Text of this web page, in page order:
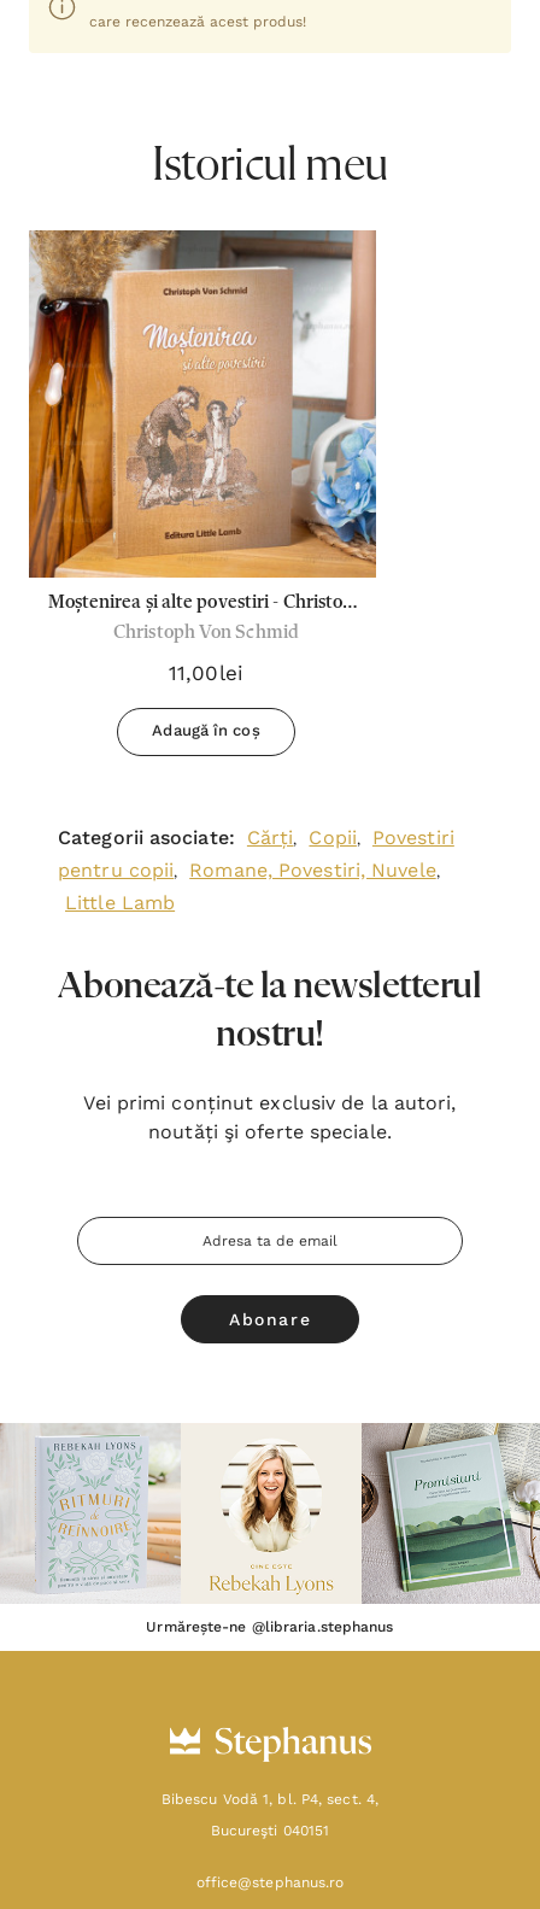
care recenzează acest produs!
Istoricul meu
Moștenirea și alte povestiri - Christoph
Von Schmid
Christoph Von Schmid
11,00lei
Adaugă în coș
Categorii asociate: Cărți, Copii,
Povestiri
pentru copii, Romane, Povestiri, Nuvele,
Little Lamb
Abonează-te la newsletterul
nostru!
Vei primi conținut exclusiv de la autori,
noutăți şi oferte speciale.
Adresa
Email
Urmărește-ne @libraria.stephanus
Bibescu Vodă 1, bl. P4, sect. 4,
Bucureşti 040151
office@stephanus.ro